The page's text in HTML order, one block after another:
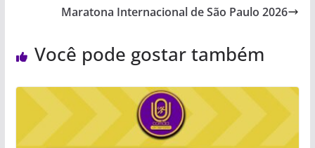
Maratona Internacional de São Paulo 2026
Você pode gostar também